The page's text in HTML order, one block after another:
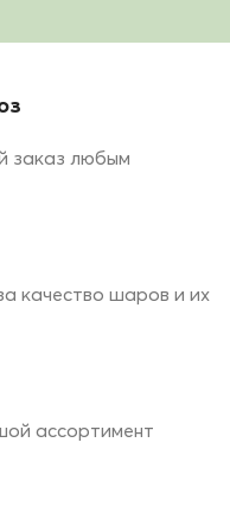
заказ любым
качество шаров и их
ассортимент